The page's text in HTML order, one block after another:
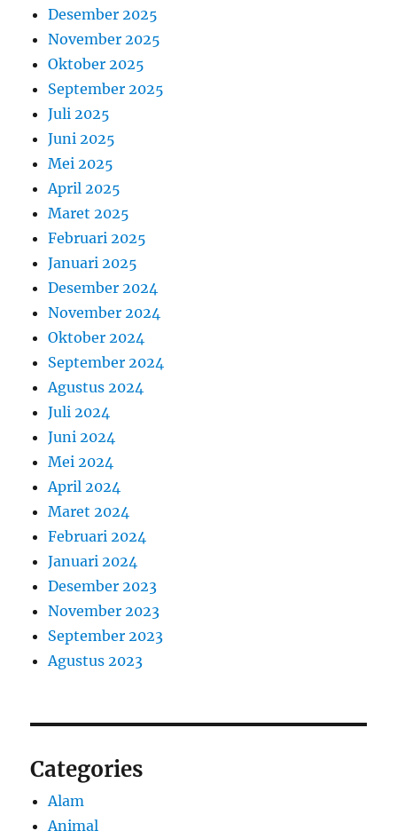
Desember 2025
November 2025
Oktober 2025
September 2025
Juli 2025
Juni 2025
Mei 2025
April 2025
Maret 2025
Februari 2025
Januari 2025
Desember 2024
November 2024
Oktober 2024
September 2024
Agustus 2024
Juli 2024
Juni 2024
Mei 2024
April 2024
Maret 2024
Februari 2024
Januari 2024
Desember 2023
November 2023
September 2023
Agustus 2023
Categories
Alam
Animal